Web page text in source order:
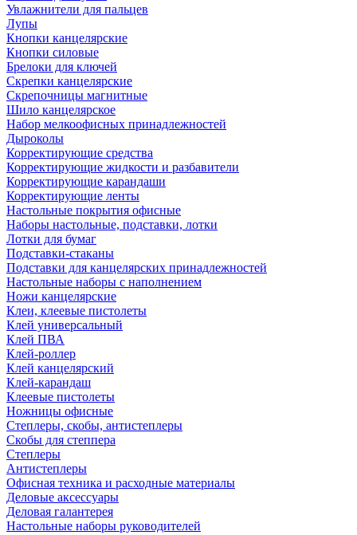
Увлажнители для пальцев
Лупы
Кнопки канцелярские
Кнопки силовые
Брелоки для ключей
Скрепки канцелярские
Скрепочницы магнитные
Шило канцелярское
Набор мелкоофисных принадлежностей
Дыроколы
Корректирующие средства
Корректирующие жидкости и разбавители
Корректирующие карандаши
Корректирующие ленты
Настольные покрытия офисные
Наборы настольные, подставки, лотки
Лотки для бумаг
Подставки-стаканы
Подставки для канцелярских принадлежностей
Настольные наборы с наполнением
Ножи канцелярские
Клеи, клеевые пистолеты
Клей универсальный
Клей ПВА
Клей-роллер
Клей канцелярский
Клей-карандаш
Клеевые пистолеты
Ножницы офисные
Степлеры, скобы, антистеплеры
Скобы для степпера
Степлеры
Антистеплеры
Офисная техника и расходные материалы
Деловые аксессуары
Деловая галантерея
Настольные наборы руководителей